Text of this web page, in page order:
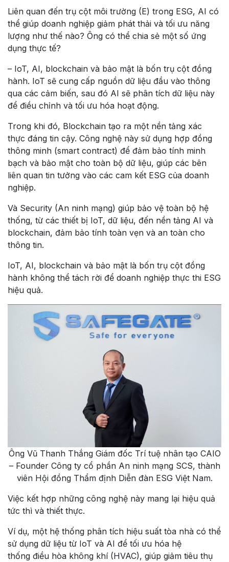
Liên quan đến trụ cột môi trường (E) trong ESG, AI có
thể giúp doanh nghiệp giảm phát thải và tối ưu năng
lượng như thế nào? Ông có thể chia sẻ một số ứng
dụng thực tế?
– IoT, AI, blockchain và bảo mật là bốn trụ cột đồng
hành. IoT sẽ cung cấp nguồn dữ liệu đầu vào thông
qua các cảm biến, sau đó AI sẽ phân tích dữ liệu này
để điều chỉnh và tối ưu hóa hoạt động.
Trong khi đó, Blockchain tạo ra một nền tảng xác
thực đáng tin cậy. Công nghệ này sử dụng hợp đồng
thông minh (smart contract) để đảm bảo tính minh
bạch và bảo mật cho toàn bộ dữ liệu, giúp các bên
liên quan tin tưởng vào các cam kết ESG của doanh
nghiệp.
Và Security (An ninh mạng) giúp bảo vệ toàn bộ hệ
thống, từ các thiết bị IoT, dữ liệu, đến nền tảng AI và
blockchain, đảm bảo tính toàn vẹn và an toàn cho
thông tin.
IoT, AI, blockchain và bảo mật là bốn trụ cột đồng
hành không thể tách rời để doanh nghiệp thực thi ESG
hiệu quả.
Ông Vũ Thanh Thắng Giám đốc Trí tuệ nhân tạo CAIO
– Founder Công ty cổ phần An ninh mạng SCS, thành
viên Hội đồng Thẩm định Diễn đàn ESG Việt Nam.
Việc kết hợp những công nghệ này mang lại hiệu quả
tức thì và thiết thực.
Ví dụ, một hệ thống phân tích hiệu suất tòa nhà có thể
sử dụng dữ liệu từ IoT và AI để tối ưu hóa hệ
thống điều hòa không khí (HVAC), giúp giảm tiêu thụ